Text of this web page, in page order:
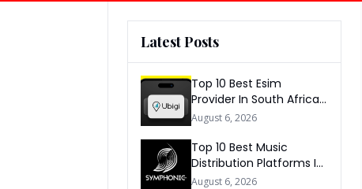
Latest Posts
Top 10 Best Esim
Provider In South Africa
2026
August 6, 2026
Top 10 Best Music
Distribution Platforms In
The World 2026
August 6, 2026